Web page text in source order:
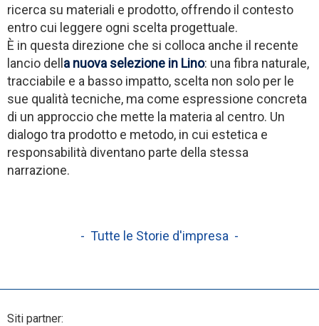
ricerca su materiali e prodotto, offrendo il contesto
entro cui leggere ogni scelta progettuale.
È in questa direzione che si colloca anche il recente
lancio dell a nuova selezione in Lino: una fibra naturale,
tracciabile e a basso impatto, scelta non solo per le
sue qualità tecniche, ma come espressione concreta
di un approccio che mette la materia al centro. Un
dialogo tra prodotto e metodo, in cui estetica e
responsabilità diventano parte della stessa
narrazione.
- Tutte le Storie d'impresa -
Siti partner: